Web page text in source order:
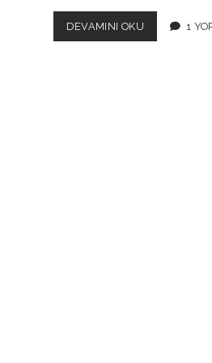
DEVAMINI OKU OLUR
AMA
1